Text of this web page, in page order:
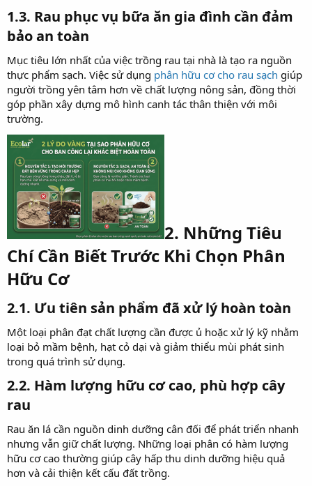
1.3. Rau phục vụ bữa ăn gia đình cần đảm
bảo an toàn​
Mục tiêu lớn nhất của việc trồng rau tại nhà là tạo ra nguồn
thực phẩm sạch. Việc sử dụng phân hữu cơ cho rau sạch giúp
người trồng yên tâm hơn về chất lượng nông sản, đồng thời
góp phần xây dựng mô hình canh tác thân thiện với môi
trường.
2. Những Tiêu
Chí Cần Biết Trước Khi Chọn Phân
Hữu Cơ​
2.1. Ưu tiên sản phẩm đã xử lý hoàn toàn​
Một loại phân đạt chất lượng cần được ủ hoặc xử lý kỹ nhằm
loại bỏ mầm bệnh, hạt cỏ dại và giảm thiểu mùi phát sinh
trong quá trình sử dụng.
2.2. Hàm lượng hữu cơ cao, phù hợp cây
rau​
Rau ăn lá cần nguồn dinh dưỡng cân đối để phát triển nhanh
nhưng vẫn giữ chất lượng. Những loại phân có hàm lượng
hữu cơ cao thường giúp cây hấp thu dinh dưỡng hiệu quả
hơn và cải thiện kết cấu đất trồng.